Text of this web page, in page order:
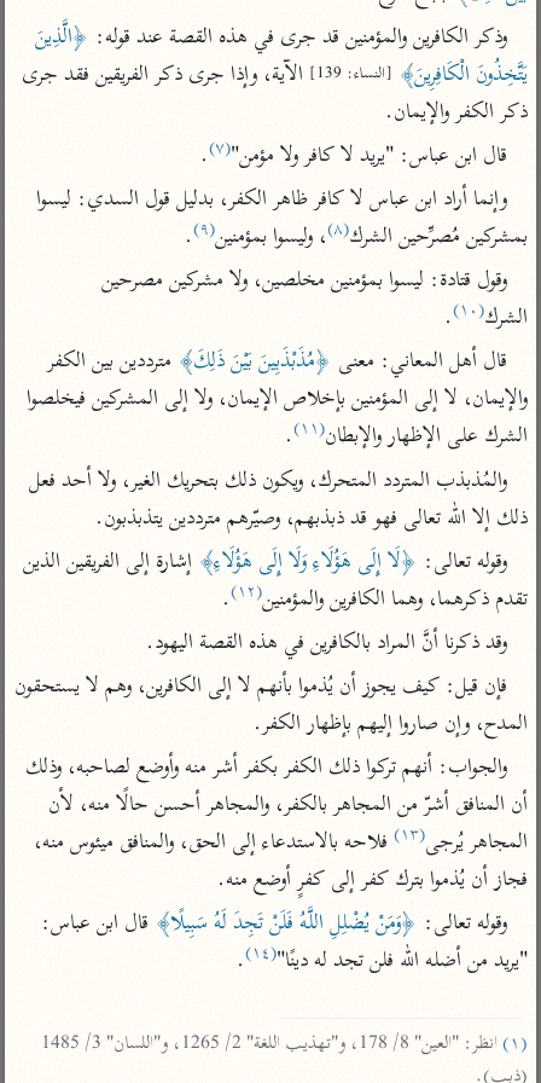
جمع الأقوال
تفسير ابن الجوزي
تفسير الماوردي
منتقاة
تفسير ابن القيم
تفسير ابن تيمية
عامّة
تفسير السمعاني
تفسير مكّي
محاسن التأويل
للقاسمي
تفسير الثعالبي
تفسير السمرقندي
تفسير الثعلبي
تفسير الرازي
أخرى
أضواء البيان
نظم الدرر للبقاعي
لغة وبلاغة
المحرر الوجيز لابن
عطية
البحر المحيط لأبي
حيان
البسيط للواحدي
تفسير أبي السعود
الكشاف للزمخشري
تفسير ابن عثيمين
جامع البيان للإيجي
تفسير النسفي
تفسير ابن أبي زمنين
موسوعة التفسير
المأثور
الدر المنثور
تفسير قتادة
اشترك لتصلك أخبار مشاريعنا
راسلنا •تليجرام
وذكر الكافرين والمؤمنين قد جرى في هذه القصة عند قوله:
يَتَّخِذُونَ الْكَافِرِينَ﴾ [النساء: 139]
ذكر الكفر والإيمان.
قال ابن عباس: "يريد لا كافر ولا مؤمن"(٧) .
بمشركين مُصرِّحين الشرك(٨) ، وليسوا بمؤمنين(٩) .
الشرك(١٠)
.
قال أهل المعاني: معنى ﴿مُذَبْذَبِينَ بَيْنَ ذَلِكَ﴾
مترددين بين الكفر
الشرك على الإظهار والإبطان(١١)
.
ذلك إلا الله تعالى فهو قد ذبذبهم، وصيّرهم مترددين يتذبذبون.
وقوله تعالى: ﴿لَا إِلَى هَؤُلَاءِ وَلَا إِلَى هَؤُلَاءِ﴾
تقدم ذكرهما، وهما الكافرين والمؤمنين(١٢)
.
وقد ذكرنا أنَّ المراد بالكافرين في هذه القصة اليهود.
المدح، وإن صاروا إليهم بإظهار الكفر.
المجاهر يُرجى(١٣)
فجاز أن يُذموا بترك كفر إلى كفرٍ أوضع منه.
وقوله تعالى: ﴿وَمَنْ يُضْلِلِ اللَّهُ فَلَنْ تَجِدَ لَهُ سَبِيلًا﴾
"يريد من أضله الله فلن تجد له دينًا"(١٤) .
(١)